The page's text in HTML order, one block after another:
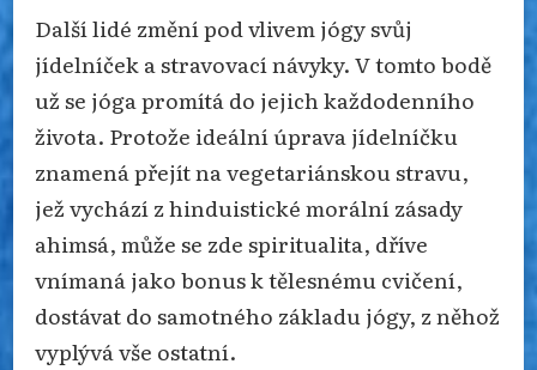
Další lidé změní pod vlivem jógy svůj
jídelníček a stravovací návyky. V tomto bodě
už se jóga promítá do jejich každodenního
života. Protože ideální úprava jídelníčku
znamená přejít na vegetariánskou stravu,
jež vychází z hinduistické morální zásady
ahimsá, může se zde spiritualita, dříve
vnímaná jako bonus k tělesnému cvičení,
dostávat do samotného základu jógy, z něhož
vyplývá vše ostatní.